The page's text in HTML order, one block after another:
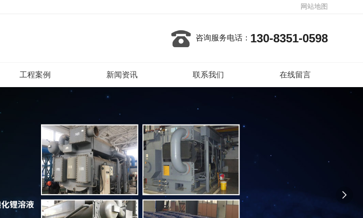
网站地图
咨询服务电话： 130-8351-0598
工程案例 新闻资讯 联系我们 在线留言
